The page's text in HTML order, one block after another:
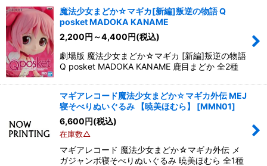
魔法少女まどか☆マギカ[新編]叛逆の物語 Q
posket MADOKA KANAME
2,200円 ～4,400円(税込)
劇場版 魔法少女まどか☆マギカ [新編]叛逆の物語
Q posket MADOKA KANAME 鹿目まどか 全2種
マギアレコード魔法少女まどか☆マギカ外伝 MEJ
寝そべりぬいぐるみ 【暁美ほむら】
[MMN01]
6,600円(税込)
在庫数△
マギアレコード 魔法少女まどか☆マギカ外伝 メ
ガジャンボ寝そべりぬいぐるみ 暁美ほむら 全1種